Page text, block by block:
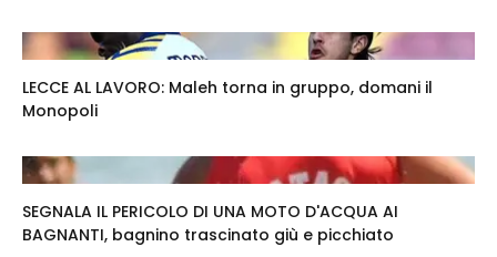
LECCE AL LAVORO: Maleh torna in gruppo, domani il
Monopoli
SEGNALA IL PERICOLO DI UNA MOTO D'ACQUA AI
BAGNANTI, bagnino trascinato giù e picchiato